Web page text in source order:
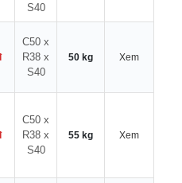
S40
C50 x
R38 x
S40
50 kg Xem
C50 x
R38 x
S40
55 kg Xem